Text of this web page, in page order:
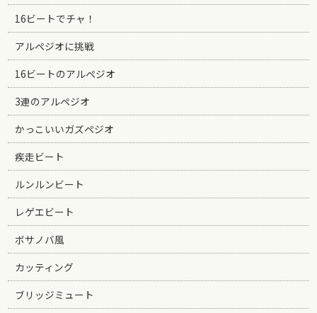
16ビートでチャ！
アルペジオに挑戦
16ビートのアルペジオ
3連のアルペジオ
かっこいいガズペジオ
疾走ビート
ルンルンビート
レゲエビート
ボサノバ風
カッティング
ブリッジミュート